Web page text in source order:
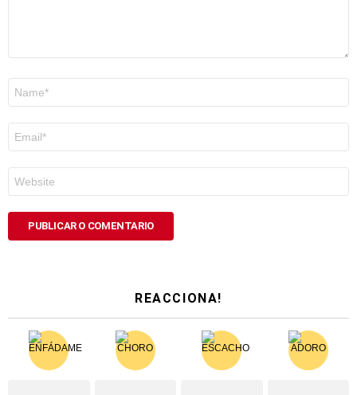
electrónico
*
REACCIONA!